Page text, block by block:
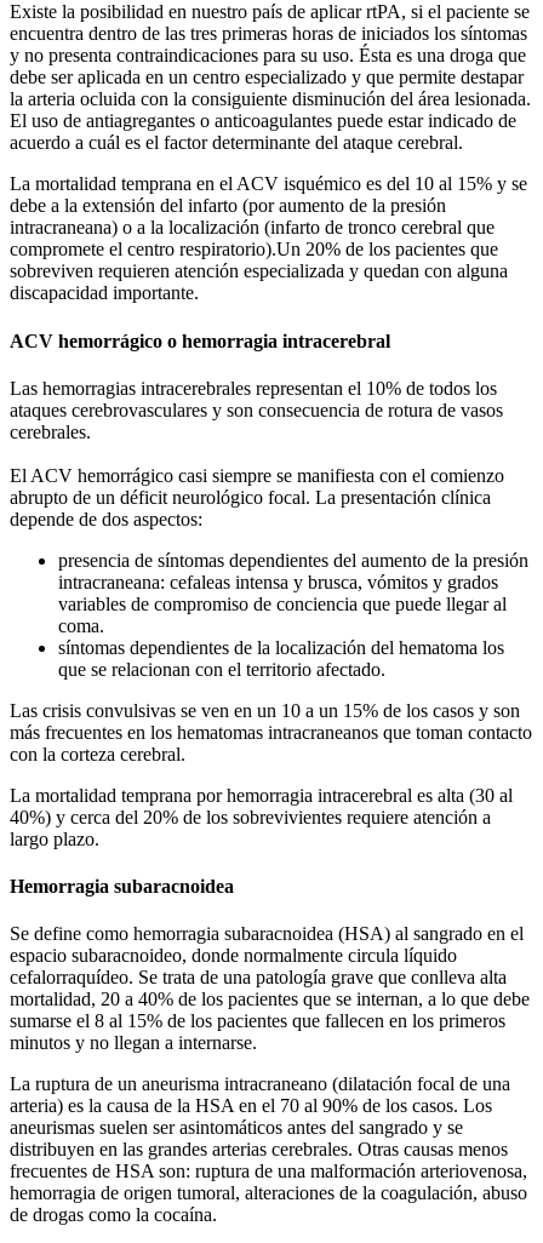
Existe la posibilidad en nuestro país de aplicar rtPA, si el paciente se
encuentra dentro de las tres primeras horas de iniciados los síntomas
y no presenta contraindicaciones para su uso. Ésta es una droga que
debe ser aplicada en un centro especializado y que permite destapar
la arteria ocluida con la consiguiente disminución del área lesionada.
El uso de antiagregantes o anticoagulantes puede estar indicado de
acuerdo a cuál es el factor determinante del ataque cerebral.
La mortalidad temprana en el ACV isquémico es del 10 al 15% y se
debe a la extensión del infarto (por aumento de la presión
intracraneana) o a la localización (infarto de tronco cerebral que
compromete el centro respiratorio).Un 20% de los pacientes que
sobreviven requieren atención especializada y quedan con alguna
discapacidad importante.
ACV hemorrágico o hemorragia intracerebral
Las hemorragias intracerebrales representan el 10% de todos los
ataques cerebrovasculares y son consecuencia de rotura de vasos
cerebrales.
El ACV hemorrágico casi siempre se manifiesta con el comienzo
abrupto de un déficit neurológico focal. La presentación clínica
depende de dos aspectos:
presencia de síntomas dependientes del aumento de la presión
intracraneana: cefaleas intensa y brusca, vómitos y grados
variables de compromiso de conciencia que puede llegar al
coma.
síntomas dependientes de la localización del hematoma los
que se relacionan con el territorio afectado.
Las crisis convulsivas se ven en un 10 a un 15% de los casos y son
más frecuentes en los hematomas intracraneanos que toman contacto
con la corteza cerebral.
La mortalidad temprana por hemorragia intracerebral es alta (30 al
40%) y cerca del 20% de los sobrevivientes requiere atención a
largo plazo.
Hemorragia subaracnoidea
Se define como hemorragia subaracnoidea (HSA) al sangrado en el
espacio subaracnoideo, donde normalmente circula líquido
cefalorraquídeo. Se trata de una patología grave que conlleva alta
mortalidad, 20 a 40% de los pacientes que se internan, a lo que debe
sumarse el 8 al 15% de los pacientes que fallecen en los primeros
minutos y no llegan a internarse.
La ruptura de un aneurisma intracraneano (dilatación focal de una
arteria) es la causa de la HSA en el 70 al 90% de los casos. Los
aneurismas suelen ser asintomáticos antes del sangrado y se
distribuyen en las grandes arterias cerebrales. Otras causas menos
frecuentes de HSA son: ruptura de una malformación arteriovenosa,
hemorragia de origen tumoral, alteraciones de la coagulación, abuso
de drogas como la cocaína.